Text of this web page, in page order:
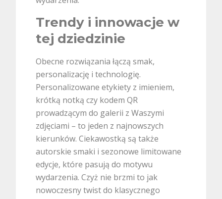
Trendy i innowacje w
tej dziedzinie
Obecne rozwiązania łączą smak,
personalizację i technologię.
Personalizowane etykiety z imieniem,
krótką notką czy kodem QR
prowadzącym do galerii z Waszymi
zdjęciami – to jeden z najnowszych
kierunków. Ciekawostką są także
autorskie smaki i sezonowe limitowane
edycje, które pasują do motywu
wydarzenia. Czyż nie brzmi to jak
nowoczesny twist do klasycznego